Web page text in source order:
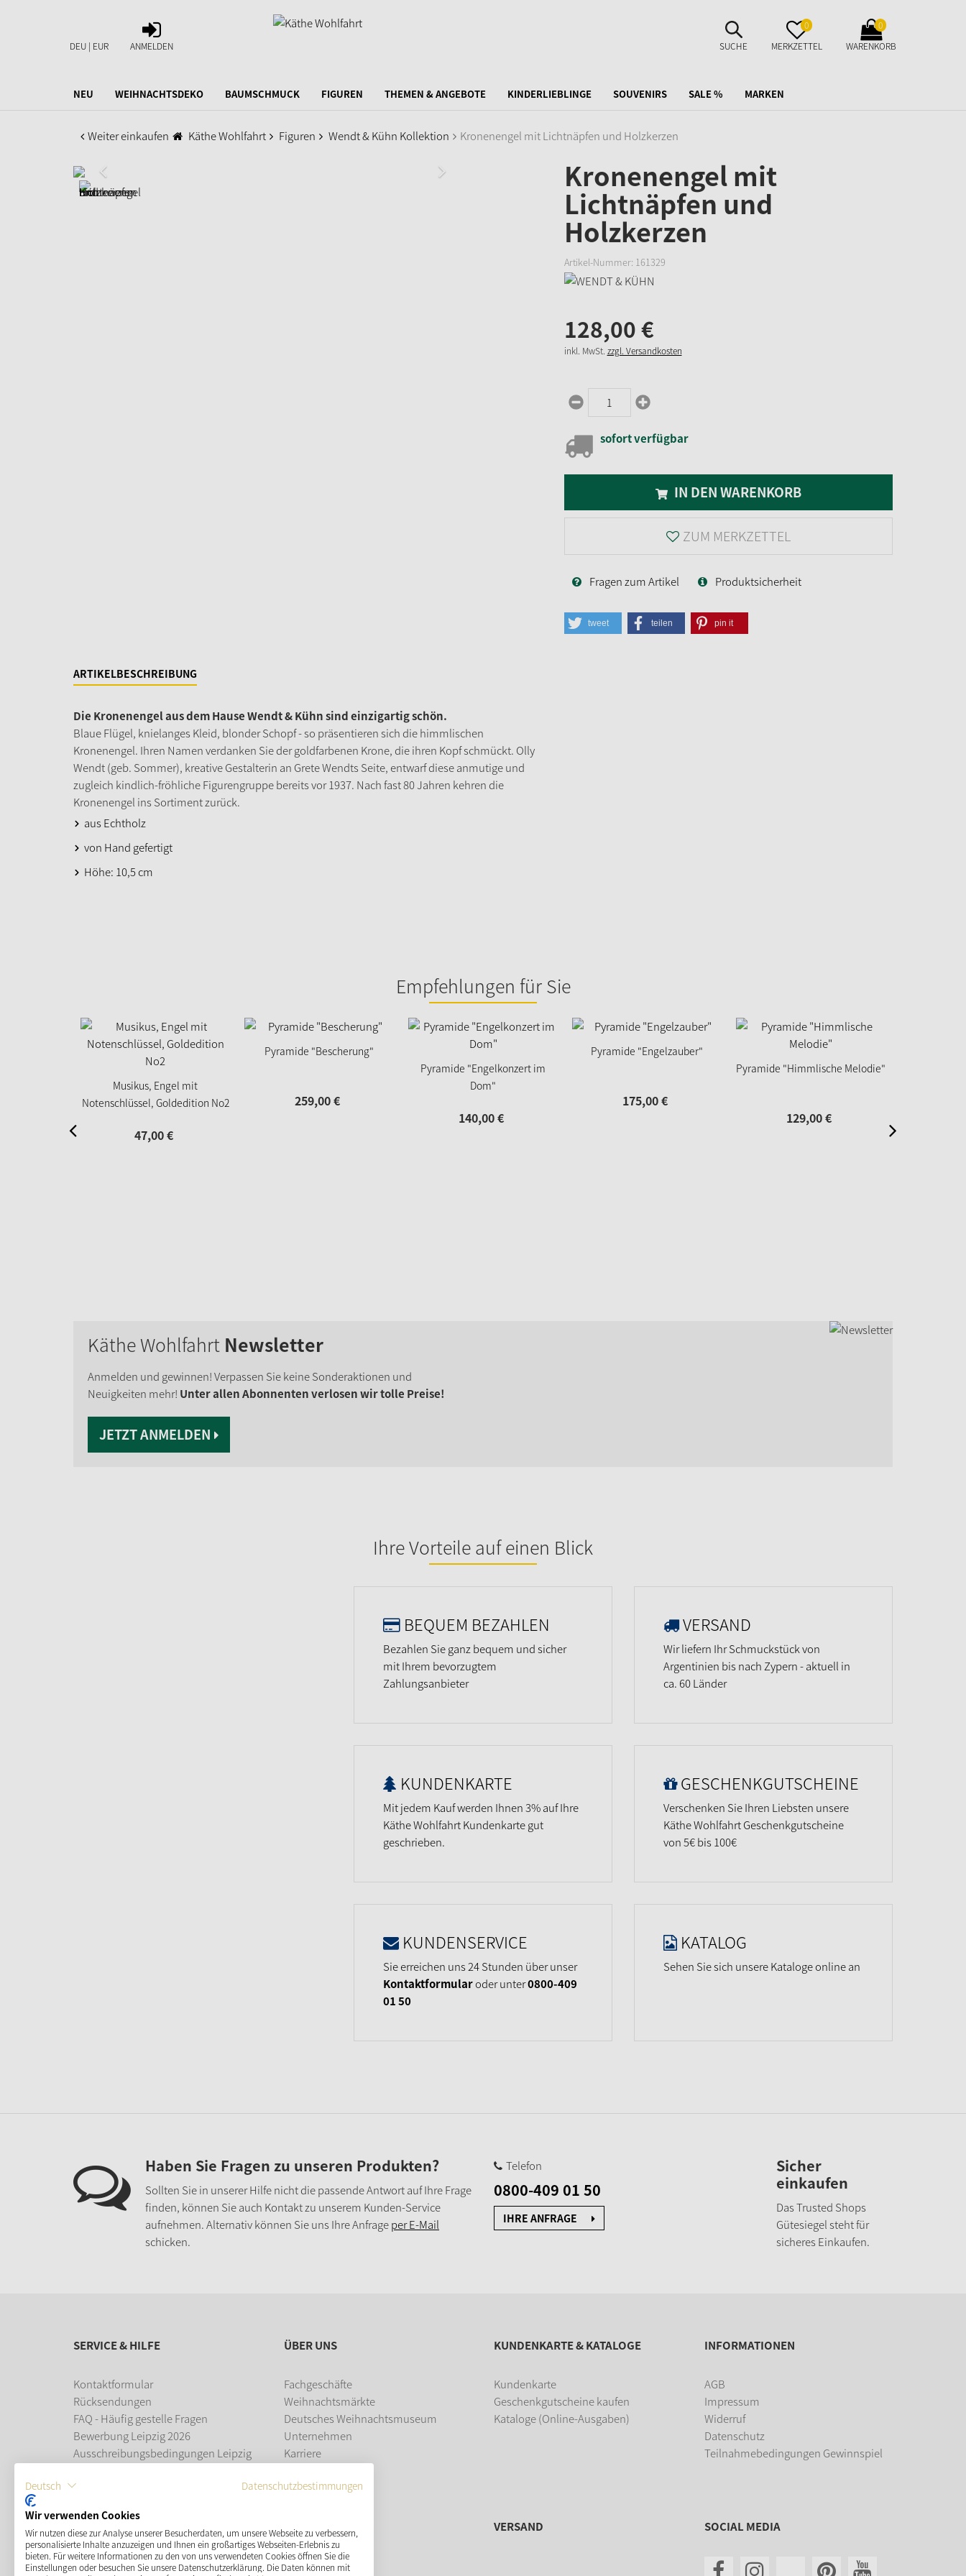
DEU | EUR
ANMELDEN
ANMELDEN
SUCHE
AUFKLAPPEN
SUCHE
MERKZETTEL
AUFKLAPPEN
0
MERKZETTEL
WARENKORB
AUFKLAPPEN
0
WARENKORB
NEU WEIHNACHTSDEKO BAUMSCHMUCK FIGUREN THEMEN & ANGEBOTE KINDERLIEBLINGE SOUVENIRS SALE % MARKEN
Weiter einkaufen Käthe Wohlfahrt Figuren Wendt & Kühn Kollektion Kronenengel mit Lichtnäpfen und Holzkerzen
Kronenengel mit
Lichtnäpfen und
Holzkerzen
Artikel-Nummer: 161329
128,00€
inkl. MwSt. zzgl. Versandkosten
sofort verfügbar
IN DEN WARENKORB
ZUM MERKZETTEL
Fragen zum Artikel Produktsicherheit
tweet teilen pin it
ARTIKELBESCHREIBUNG
Die Kronenengel aus dem Hause Wendt & Kühn sind einzigartig schön.
Blaue Flügel, knielanges Kleid, blonder Schopf - so präsentieren sich die himmlischen
Kronenengel. Ihren Namen verdanken Sie der goldfarbenen Krone, die ihren Kopf schmückt. Olly
Wendt (geb. Sommer), kreative Gestalterin an Grete Wendts Seite, entwarf diese anmutige und
zugleich kindlich-fröhliche Figurengruppe bereits vor 1937. Nach fast 80 Jahren kehren die
Kronenengel ins Sortiment zurück.
aus Echtholz
von Hand gefertigt
Höhe: 10,5 cm
Empfehlungen für Sie
Musikus, Engel mit
Notenschlüssel, Goldedition No2
47,00€
Pyramide "Bescherung"
259,00€
Pyramide "Engelkonzert im
Dom"
140,00€
Pyramide "Engelzauber"
175,00€
Pyramide "Himmlische Melodie"
129,00€
Käthe Wohlfahrt Newsletter
Anmelden und gewinnen! Verpassen Sie keine Sonderaktionen und
Neuigkeiten mehr! Unter allen Abonnenten verlosen wir tolle Preise!
JETZT ANMELDEN
Ihre Vorteile auf einen Blick
BEQUEM BEZAHLEN
Bezahlen Sie ganz bequem und sicher
mit Ihrem bevorzugtem
Zahlungsanbieter
KUNDENKARTE
Mit jedem Kauf werden Ihnen 3% auf Ihre
Käthe Wohlfahrt Kundenkarte gut
geschrieben.
KUNDENSERVICE
Sie erreichen uns 24 Stunden über unser
Kontaktformularoder unter0800-409
01 50
VERSAND
Wir liefern Ihr Schmuckstück von
Argentinien bis nach Zypern - aktuell in
ca. 60 Länder
GESCHENKGUTSCHEINE
Verschenken Sie Ihren Liebsten unsere
Käthe Wohlfahrt Geschenkgutscheine
von 5€ bis 100€
KATALOG
Sehen Sie sich unsere Kataloge online an
Haben Sie Fragen zu unseren Produkten?
Sollten Sie in unserer Hilfe nicht die passende Antwort auf Ihre Frage
finden, können Sie auch Kontakt zu unserem Kunden-Service
aufnehmen. Alternativ können Sie uns Ihre Anfrageper E-Mail
schicken.
Telefon
0800-409 01 50
IHRE ANFRAGE
Sicher
einkaufen
Das Trusted Shops
Gütesiegel steht für
sicheres Einkaufen.
SERVICE & HILFE
Kontaktformular
Rücksendungen
FAQ - Häufig gestelle Fragen
Bewerbung Leipzig 2026
Ausschreibungsbedingungen Leipzig
Leipziger Weihnachtsmarkt
ÜBER UNS
Fachgeschäfte
Weihnachtsmärkte
Deutsches Weihnachtsmuseum
Unternehmen
Karriere
KUNDENKARTE & KATALOGE
Kundenkarte
Geschenkgutscheine kaufen
Kataloge (Online-Ausgaben)
INFORMATIONEN
AGB
Impressum
Widerruf
Datenschutz
Teilnahmebedingungen Gewinnspiel
ZAHLUNGSMÖGLICHKEITEN VERSAND SOCIAL MEDIA
Deutsch Datenschutzbestimmungen
Wir verwenden Cookies
Wir nutzen diese zur Analyse unserer Besucherdaten, um unsere Webseite zu verbessern,
personalisierte Inhalte anzuzeigen und Ihnen ein großartiges Webseiten-Erlebnis zu
bieten. Für weitere Informationen zu den von uns verwendeten Cookies öffnen Sie die
Einstellungen oder besuchen Sie unsere Datenschutzerklärung. Die Daten können mit